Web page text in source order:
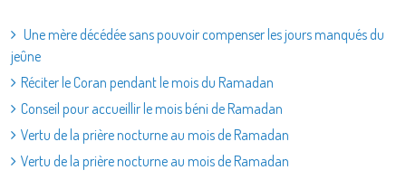
Une mère décédée sans pouvoir compenser les jours manqués du
jeûne
Réciter le Coran pendant le mois du Ramadan
Conseil pour accueillir le mois béni de Ramadan
Vertu de la prière nocturne au mois de Ramadan
Vertu de la prière nocturne au mois de Ramadan